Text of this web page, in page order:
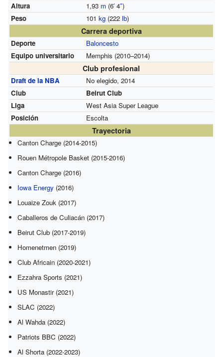
Altura
1,93 m (6′4″)
Peso
101 kg(222 lb)
Carrera deportiva
Deporte
Baloncesto
Equipo universitario
Memphis (2010–2014)
Club profesional
Draft de la NBA
No elegido, 2014
Club
Beirut Club
Liga
West Asia Super League
Posición
Escolta
Trayectoria
Canton Charge (2014-2015)
Rouen Métropole Basket (2015-2016)
Canton Charge (2016)
Iowa Energy (2016)
Louaize Zouk (2017)
Caballeros de Culiacán (2017)
Beirut Club (2017-2019)
Homenetmen (2019)
Club Africain (2020-2021)
Ezzahra Sports (2021)
US Monastir (2021)
SLAC (2022)
Al Wahda (2022)
Patriots BBC (2022)
Al Shorta (2022-2023)